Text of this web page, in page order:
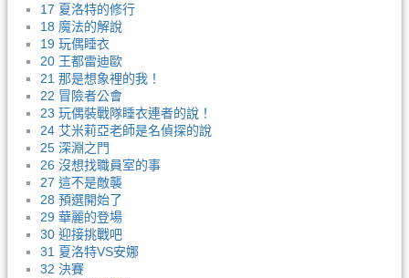
17 夏洛特的修行
18 魔法的解說
19 玩偶睡衣
20 王都雷迪歐
21 那是想象裡的我！
22 冒險者公會
23 玩偶裝戰隊睡衣連者的說！
24 艾米莉亞老師是名偵探的說
25 深淵之門
26 沒想找職員室的事
27 這不是敵襲
28 預選開始了
29 華麗的登場
30 迎接挑戰吧
31 夏洛特VS安娜
32 決賽